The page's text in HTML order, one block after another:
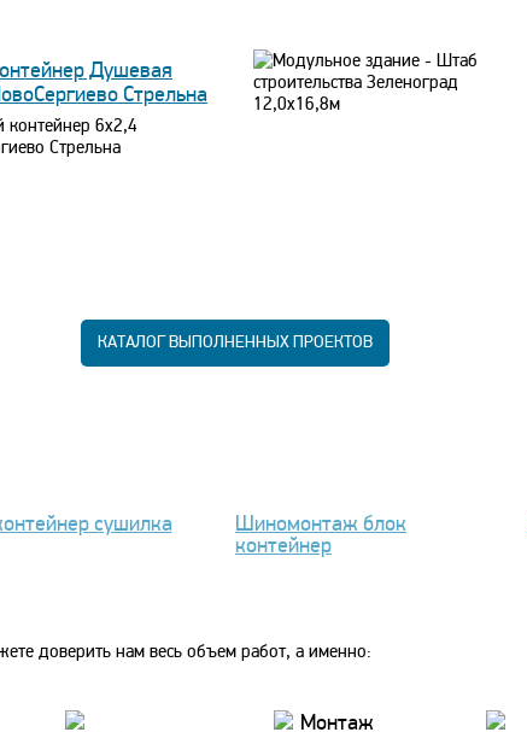
Душевая
Стрельна
контейнер 6х2,4
Стрельна
КАТАЛОГ ВЫПОЛНЕННЫХ ПРОЕКТОВ
сушилка
Шиномонтаж блок
контейнер
доверить нам весь объем работ, а именно: